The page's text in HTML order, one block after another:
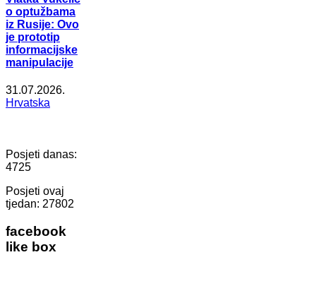
o optužbama
iz Rusije: Ovo
je prototip
informacijske
manipulacije
31.07.2026.
Hrvatska
Posjeti danas:
4725
Posjeti ovaj
tjedan: 27802
facebook
like box